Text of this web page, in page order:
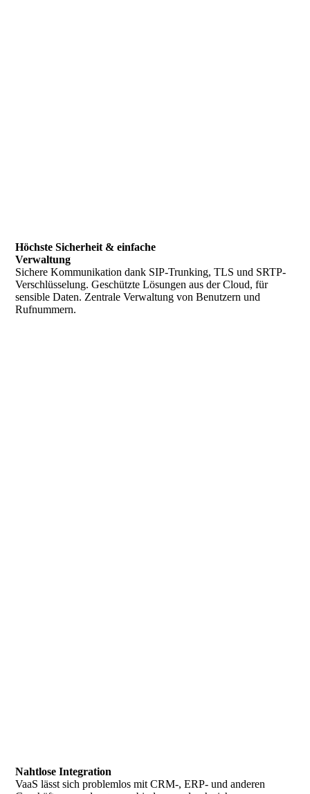
Höchste Sicherheit & einfache
Verwaltung
Sichere Kommunikation dank SIP-Trunking, TLS und SRTP-
Verschlüsselung. Geschützte Lösungen aus der Cloud, für
sensible Daten. Zentrale Verwaltung von Benutzern und
Rufnummern.
Nahtlose Integration
VaaS lässt sich problemlos mit CRM-, ERP- und anderen